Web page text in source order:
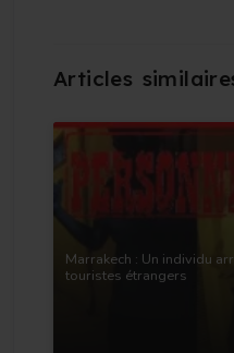
Marrakech : Un individu
touristes étrangers